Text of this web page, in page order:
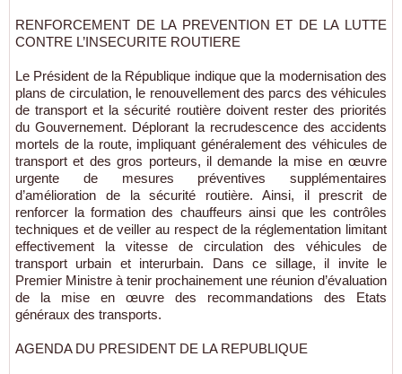
RENFORCEMENT DE LA PREVENTION ET DE LA LUTTE
CONTRE L’INSECURITE ROUTIERE
Le Président de la République indique que la modernisation des
plans de circulation, le renouvellement des parcs des véhicules
de transport et la sécurité routière doivent rester des priorités
du Gouvernement. Déplorant la recrudescence des accidents
mortels de la route, impliquant généralement des véhicules de
transport et des gros porteurs, il demande la mise en œuvre
urgente de mesures préventives supplémentaires
d’amélioration de la sécurité routière. Ainsi, il prescrit de
renforcer la formation des chauffeurs ainsi que les contrôles
techniques et de veiller au respect de la réglementation limitant
effectivement la vitesse de circulation des véhicules de
transport urbain et interurbain. Dans ce sillage, il invite le
Premier Ministre à tenir prochainement une réunion d’évaluation
de la mise en œuvre des recommandations des Etats
généraux des transports.
AGENDA DU PRESIDENT DE LA REPUBLIQUE